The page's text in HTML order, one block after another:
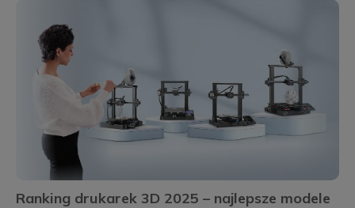
Ranking drukarek 3D 2025 – najlepsze modele